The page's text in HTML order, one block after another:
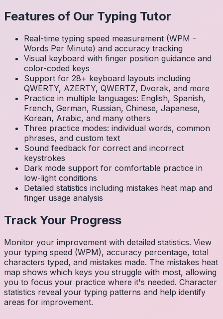
Features of Our Typing Tutor
Real-time typing speed measurement (WPM -
Words Per Minute) and accuracy tracking
Visual keyboard with finger position guidance and
color-coded keys
Support for 28+ keyboard layouts including
QWERTY, AZERTY, QWERTZ, Dvorak, and more
Practice in multiple languages: English, Spanish,
French, German, Russian, Chinese, Japanese,
Korean, Arabic, and many others
Three practice modes: individual words, common
phrases, and custom text
Sound feedback for correct and incorrect
keystrokes
Dark mode support for comfortable practice in
low-light conditions
Detailed statistics including mistakes heat map and
finger usage analysis
Track Your Progress
Monitor your improvement with detailed statistics. View
your typing speed (WPM), accuracy percentage, total
characters typed, and mistakes made. The mistakes heat
map shows which keys you struggle with most, allowing
you to focus your practice where it's needed. Character
statistics reveal your typing patterns and help identify
areas for improvement.